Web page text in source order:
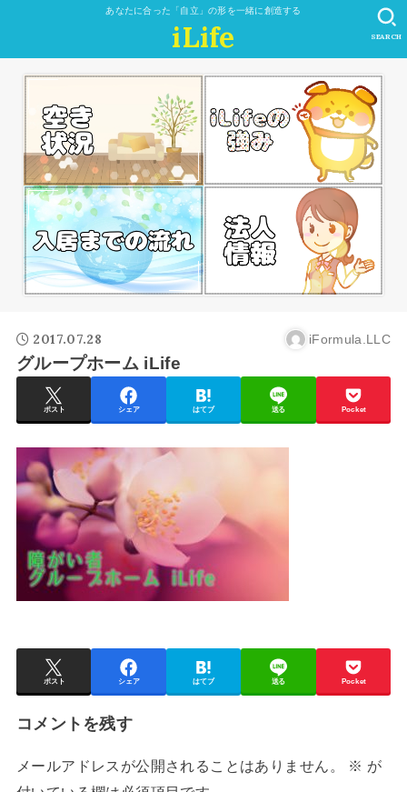
あなたに合った「自立」の形を一緒に創造する
iLife SEARCH
2017.07.28 iFormula.LLC
グループホーム iLife
ポスト シェア はてブ 送る Pocket
ポスト シェア はてブ 送る Pocket
コメントを残す
メールアドレスが公開されることはありません。 ※ が